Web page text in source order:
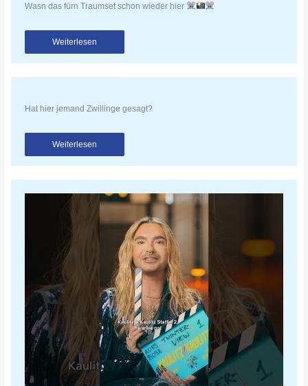
Wasn das fürn Traumset schon wieder hier
Weiterlesen
Hat hier jemand Zwillinge gesagt?
Weiterlesen